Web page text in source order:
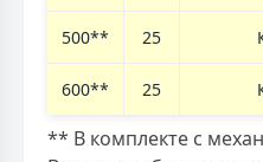
500** 25
600** 25
** В комплекте с